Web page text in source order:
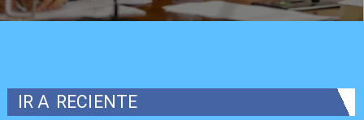
IR A RECIENTE